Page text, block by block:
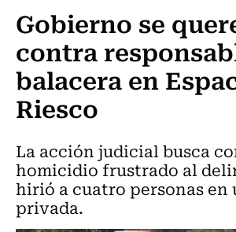
Gobierno se
contra
balacera en
Riesco
La acción judicial busca
homicidio frustrado al
hirió a cuatro personas en
privada.